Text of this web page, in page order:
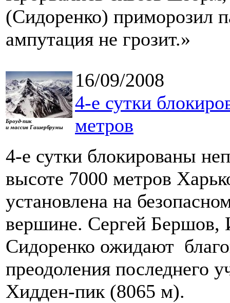
(Сидоренко) приморозил
ампутация не грозит.»
Броуд-пик
и массив Гашербрумы
16/09/2008
4-е сутки
метров
4-е сутки блокированы
высоте 7000 метров
установлена на
вершине. Сергей Бершов,
Сидоренко ожидают
преодоления последнего
Хидден-пик (8065 м).